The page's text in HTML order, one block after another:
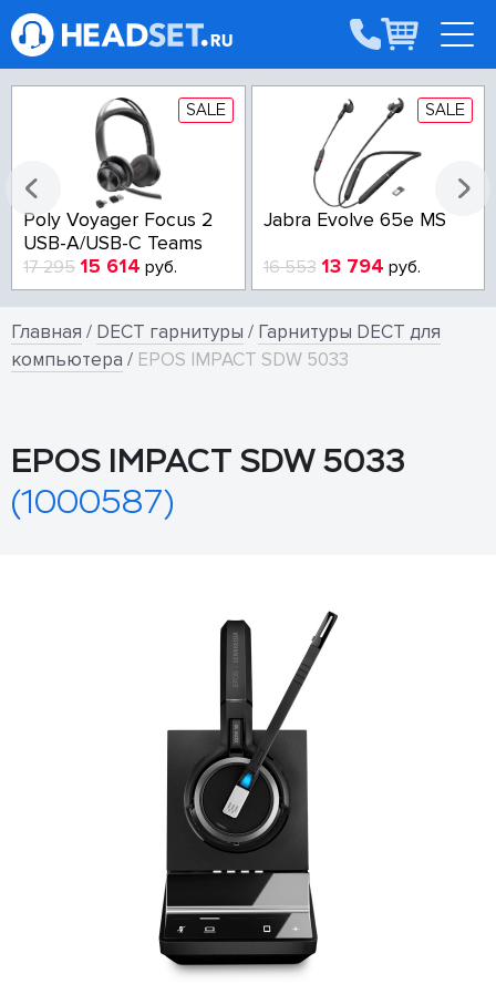
SALE
Poly Voyager Focus 2
USB-A/USB-C Teams
17 295 15 614 руб.
SALE
Jabra Evolve 65e MS
16 553 13 794 руб.
Главная / DECT гарнитуры / Гарнитуры DECT для
компьютера / EPOS IMPACT SDW 5033
EPOS IMPACT SDW 5033
(1000587)